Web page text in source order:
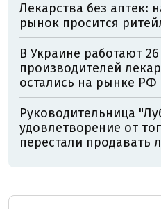
Лекарства без аптек:
рынок просится
В Украине работают
производителей
остались на рынке РФ
Руководительница
удовлетворение от
перестали продавать